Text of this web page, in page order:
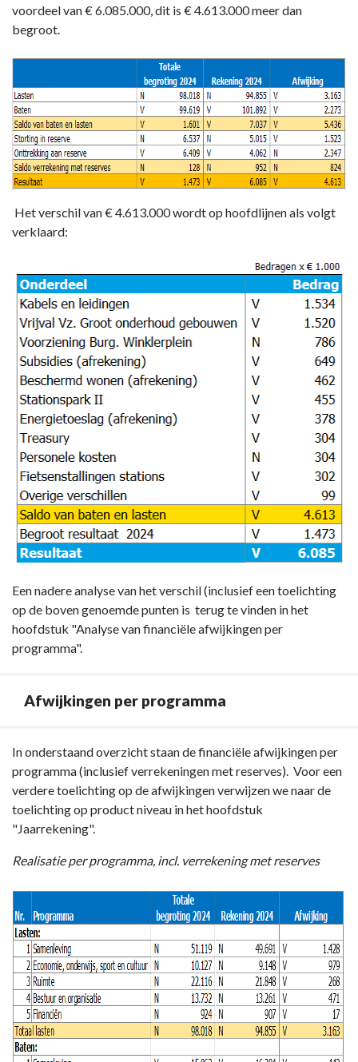
naar
navigatie
Financiële
samenvatting
voordeel van€ 6.085.000, dit is € 4.613.000 meer dan
begroot.
Het verschil van € 4.613.000 wordt op hoofdlijnen als volgt
verklaard:
Een nadere analyse van het verschil (inclusief een toelichting
op de boven genoemde punten is terug te vinden in het
hoofdstuk "Analyse van financiële afwijkingen per
programma".
Afwijkingen per programma
Terug
naar
navigatie
Algemeen
Afwijkingen
In onderstaand overzicht staan de financiële afwijkingen per
programma (inclusief verrekeningen met reserves). Voor een
verdere toelichting op de afwijkingen verwijzen we naar de
toelichting op product niveau in het hoofdstuk
"Jaarrekening".
Realisatie per programma, incl. verrekening met reserves